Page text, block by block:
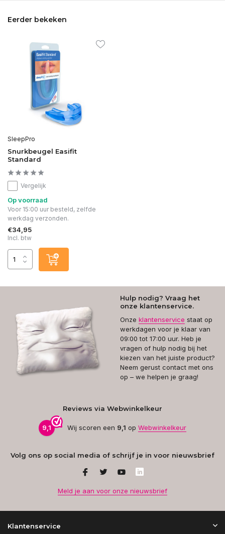
Eerder bekeken
SleepPro
Snurkbeugel Easifit
Standard
Vergelijk
Op voorraad
Voor 15:00 uur besteld, zelfde
werkdag verzonden.
€34,95
Incl. btw
Hulp nodig? Vraag het
onze klantenservice.
Onze klantenservice staat op
werkdagen voor je klaar van
09:00 tot 17:00 uur. Heb je
vragen of hulp nodig bij het
kiezen van het juiste product?
Neem gerust contact met ons
op – we helpen je graag!
Reviews via Webwinkelkeur
9,1 Wij scoren een 9,1 op Webwinkelkeur
Volg ons op social media of schrijf je in voor nieuwsbrief
Meld je aan voor onze nieuwsbrief
Klantenservice